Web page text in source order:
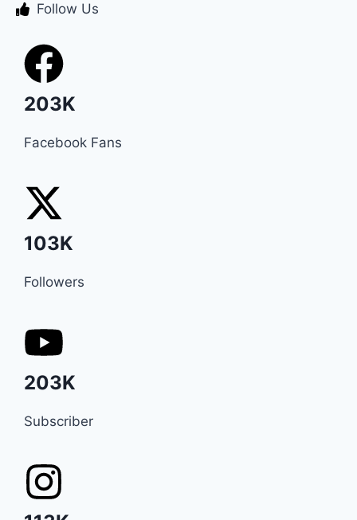
Follow Us
203K
Facebook Fans
103K
Followers
203K
Subscriber